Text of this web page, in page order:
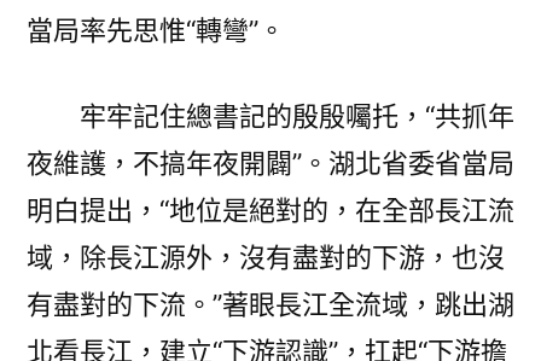
當局率先思惟“轉彎”。
牢牢記住總書記的殷殷囑托，“共抓年
夜維護，不搞年夜開闢”。湖北省委省當局
明白提出，“地位是絕對的，在全部長江流
域，除長江源外，沒有盡對的下游，也沒
有盡對的下流。”著眼長江全流域，跳出湖
北看長江，建立“下游認識”，扛起“下游擔